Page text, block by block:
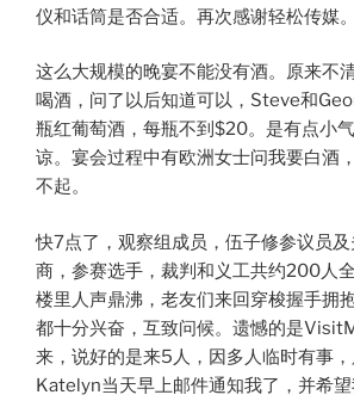
仪和话筒是否合适。再次感谢轻松传媒。
这么大规模的晚宴不能没有酒。原来不
喝酒，问了以后知道可以，Steve和
瓶红葡萄酒，每瓶不到$20。是有点小
谅。宴会过程中有欧洲女士问我要白酒
不起。
快7点了，观察组成员，伍子修参议员
商，参赛选手，裁判和义工共约200人
楼里人声鼎沸，老友们来回穿梭握手拥
都十分兴奋，互致问候。遗憾的是
来，说好的是来5人，因多人临时有事，
Katelyn当天早上邮件通知我了，并希